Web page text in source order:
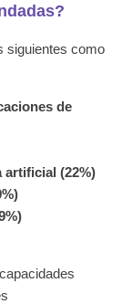
siguientes como
de
artificial (22%)